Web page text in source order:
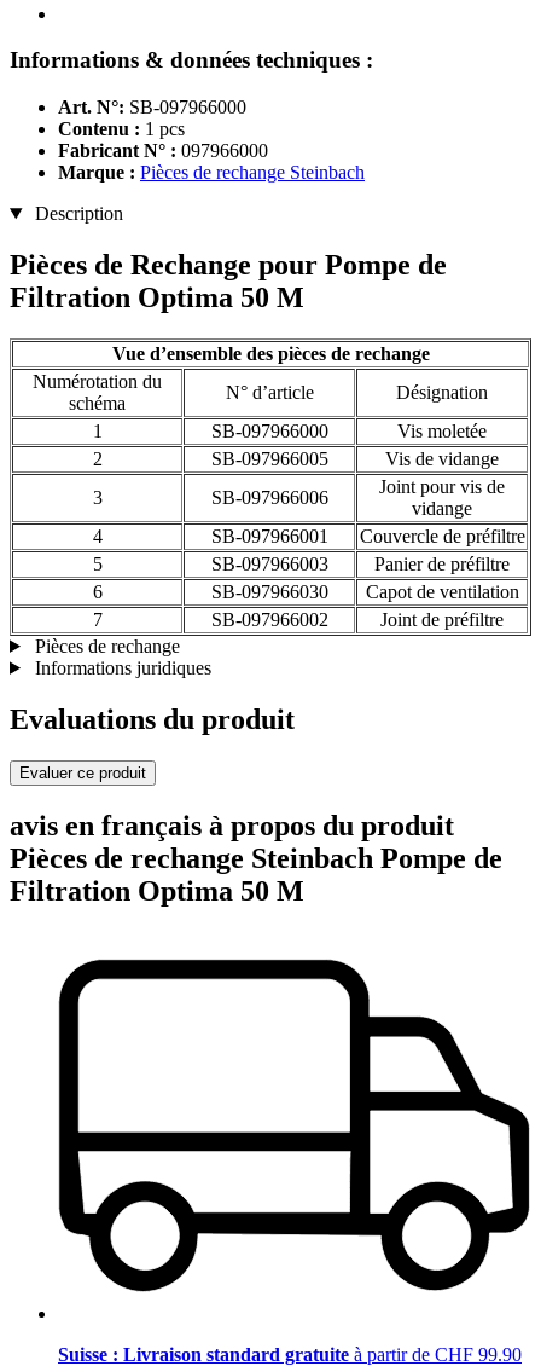
Informations & données techniques :
Art. N°: SB-097966000
Contenu : 1 pcs
Fabricant N° : 097966000
Marque : Pièces de rechange Steinbach
Description
Pièces de Rechange pour Pompe de
Filtration Optima 50 M
Vue d’ensemble des pièces de rechange
Numérotation du
schéma
N° d’article
Désignation
1
SB-097966000
Vis moletée
2
SB-097966005
Vis de vidange
3
SB-097966006
Joint pour vis de
vidange
4
SB-097966001
Couvercle de préfiltre
5
SB-097966003
Panier de préfiltre
6
SB-097966030
Capot de ventilation
7
SB-097966002
Joint de préfiltre
Pièces de rechange
Informations juridiques
Evaluations du produit
Evaluer ce produit
avis en français à propos du produit
Pièces de rechange Steinbach Pompe de
Filtration Optima 50 M
Suisse : Livraison standard gratuite à partir de CHF 99.90